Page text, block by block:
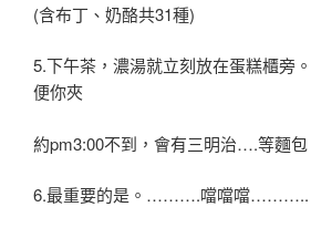
(含布丁、奶酪共31種)
5.下午茶，濃湯就立刻放在蛋糕櫃旁
便你夾
約pm3:00不到，會有三明治….等麵包
6.最重要的是。……….噹噹噹………..